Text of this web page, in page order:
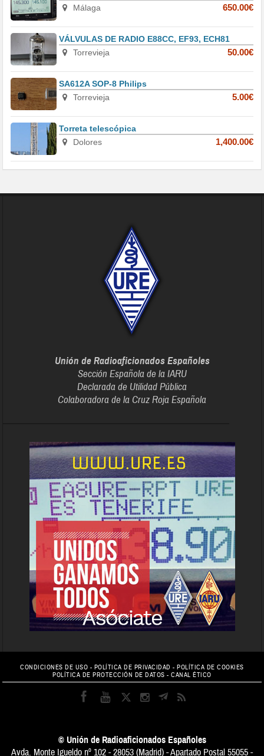
Málaga
650.00€
VÁLVULAS DE RADIO E88CC, EF93, ECH81
Torrevieja
50.00€
SA612A SOP-8 Philips
Torrevieja
5.00€
Torreta telescópica
Dolores
1,400.00€
Unión de Radioaficionados Españoles
Sección Española de la IARU
Declarada de Utilidad Pública
Colaboradora de la Cruz Roja Española
CONDICIONES DE USO - POLÍTICA DE PRIVACIDAD - POLÍTICA DE COOKIES
POLÍTICA DE PROTECCIÓN DE DATOS -CANAL ÉTICO
© Unión de Radioaficionados Españoles
Avda. Monte Igueldo nº 102 - 28053 (Madrid) - Apartado Postal 55055 -